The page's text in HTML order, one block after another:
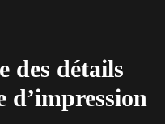
des détails
d’impression